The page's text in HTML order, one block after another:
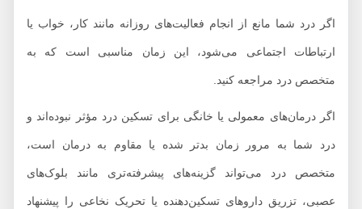
اگر درد شما مانع از انجام فعالیت‌های روزانه مانند کار، خواب یا
ارتباطات اجتماعی می‌شود، این زمان مناسبی است که به
متخصص درد مراجعه کنید.
اگر درمان‌های معمولی یا خانگی برای تسکین درد مؤثر نبوده‌اند و
درد شما به مرور زمان بدتر شده یا مقاوم به درمان است،
متخصص درد می‌تواند گزینه‌های پیشرفته‌تری مانند بلوک‌های
عصبی، تزریق داروهای تسکین‌دهنده یا تحریک نخاعی را پیشنهاد